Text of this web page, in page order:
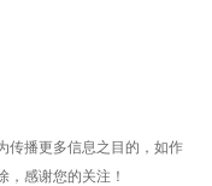
传播更多信息之目的，如作
，感谢您的关注！